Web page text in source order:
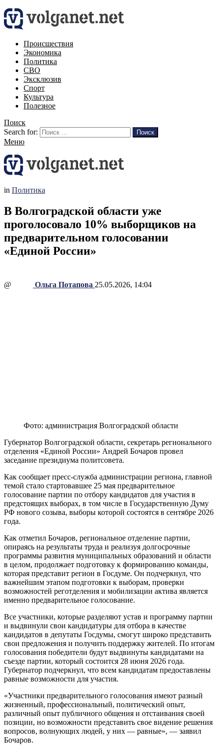
Происшествия
Экономика
Политика
СВО
Эксклюзив
Спорт
Культура
Полезное
Поиск
Search for:
Поиск
Меню
in Политика
В Волгоградской области уже
проголосовало 10% выборщиков на
предварительном голосовании
«Единой России»
@ Ольга Потапова 25.05.2026, 14:04
Фото: администрация Волгоградской области
Губернатор Волгоградской области, секретарь регионального
отделения «Единой России» Андрей Бочаров провел
заседание президиума политсовета.
Как сообщает пресс-служба администрации региона, главной
темой стало стартовавшее 25 мая предварительное
голосование партии по отбору кандидатов для участия в
предстоящих выборах, в том числе в Государственную Думу
РФ нового созыва, выборы которой состоятся в сентябре 2026
года.
Как отметил Бочаров, региональное отделение партии,
опираясь на результаты труда и реализуя долгосрочные
программы развития муниципальных образований и области
в целом, продолжает подготовку к формированию команды,
которая представит регион в Госдуме. Он подчеркнул, что
важнейшим этапом подготовки к выборам, проверки
возможностей реготделения и мобилизации актива является
именно предварительное голосование.
Все участники, которые разделяют устав и программу партии
и выдвинули свои кандидатуры для отбора в качестве
кандидатов в депутаты Госдумы, смогут широко представить
свои предложения и получить поддержку жителей. По итогам
голосования победители будут выдвинуты кандидатами на
съезде партии, который состоится 28 июня 2026 года.
Губернатор подчеркнул, что всем кандидатам предоставлены
равные возможности для участия.
«Участники предварительного голосования имеют разный
жизненный, профессиональный, политический опыт,
различный опыт публичного общения и отстаивания своей
позиции, но возможности представить свое видение решения
вопросов, волнующих людей, у них — равные», — заявил
Бочаров.